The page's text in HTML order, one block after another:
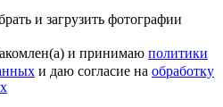
и загрузить фотографии
и принимаю политики
и даю согласие на обработку